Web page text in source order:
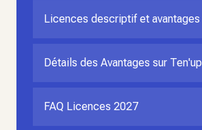
Licences descriptif et avantages
Détails des Avantages sur Ten'up
FAQ Licences 2027